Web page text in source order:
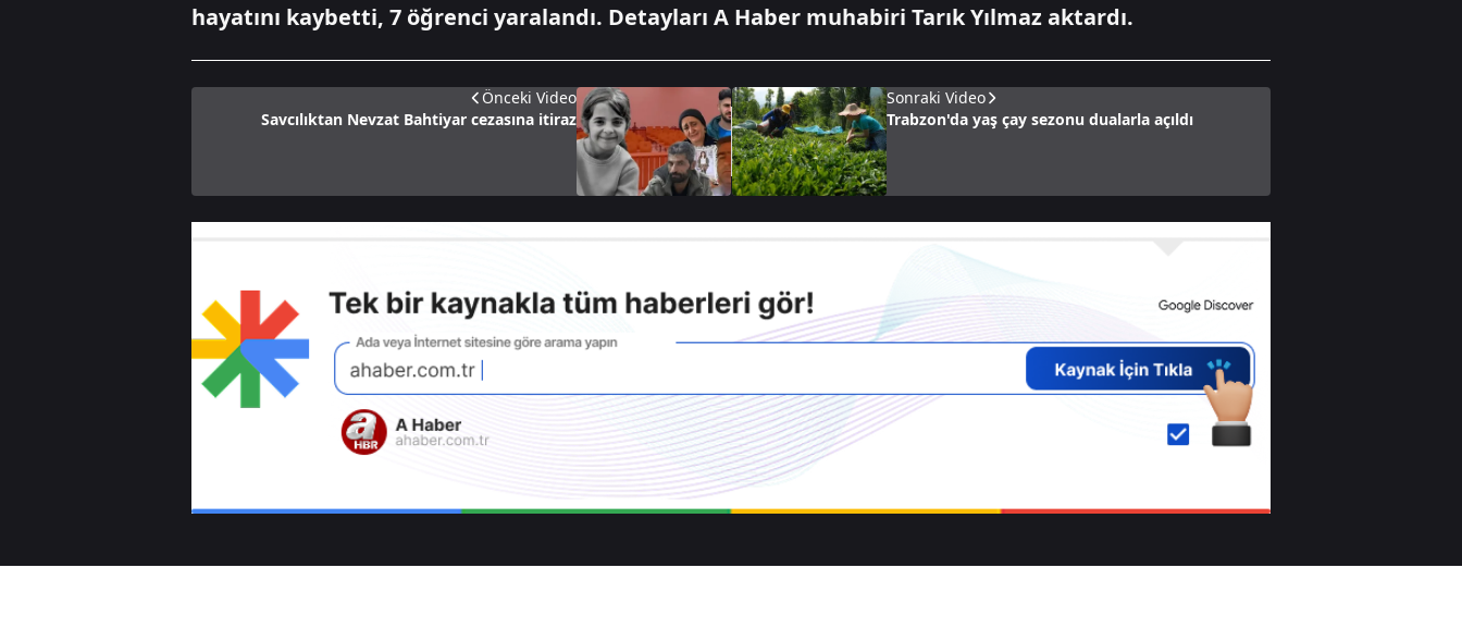
Yaşam
Köyü
hayatını kaybetti, 7 öğrenci yaralandı. Detayları A Haber muhabiri Tarık Yılmaz aktardı.
Önceki Video
Savcılıktan Nevzat Bahtiyar cezasına itiraz
Sonraki Video
Trabzon'da yaş çay sezonu dualarla açıldı